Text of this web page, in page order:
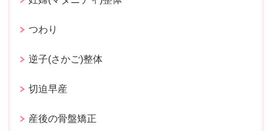
つわり
逆子(さかご)整体
切迫早産
産後の骨盤矯正